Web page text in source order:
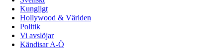
Kungligt
Hollywood & Världen
Politik
Vi avslöjar
Kändisar A-Ö